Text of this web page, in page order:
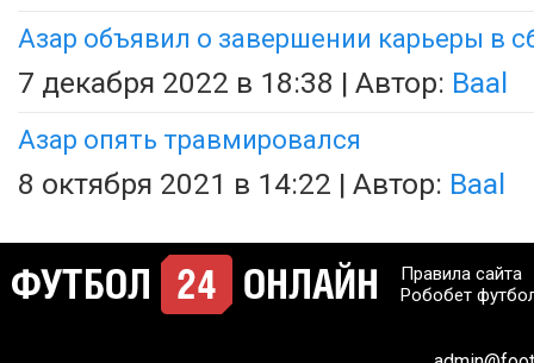
Азар объявил о завершении карьеры в
7 декабря 2022 в 18:38 | Автор: Baal
Азар опять травмировался
8 октября 2021 в 14:22 | Автор: Baal
Правила сайта
Робобет